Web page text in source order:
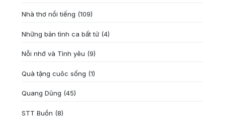
Nhà thơ nổi tiếng (109)
Những bản tình ca bất tử (4)
Nỗi nhớ và Tình yêu (9)
Quà tặng cuôc sống (1)
Quang Dũng (45)
STT Buồn (8)